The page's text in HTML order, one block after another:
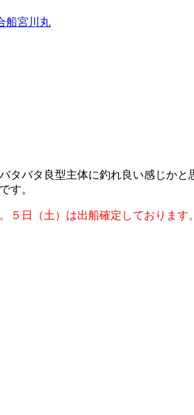
船宮川丸
タバタ良型主体に釣れ良い感じか
す。
５日（土）は出船確定しております。